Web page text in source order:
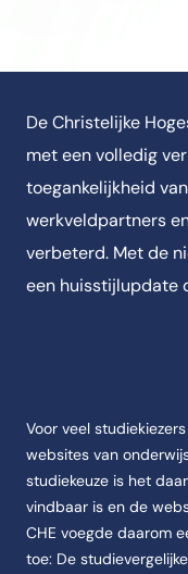
De Christelijke
met een volledig
toegankelijkheid
werkveldpartners
verbeterd. Met de
een huisstijlupdate
Voor veel
websites van
studiekeuze is het
vindbaar is en de
CHE voegde daarom
toe: De